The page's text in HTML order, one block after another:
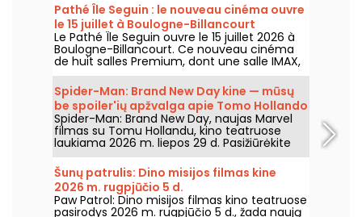
Pathé Île Seguin : le nouveau cinéma ouvre
le 15 juillet à Boulogne-Billancourt
Le Pathé Île Seguin ouvre le 15 juillet 2026 à
Boulogne-Billancourt. Ce nouveau cinéma
de huit salles Premium, dont une salle IMAX,
prend place au sein de la Pointe des Arts sur
l’Île Seguin.
Spider-Man: Brand New Day kine — mūsų
be spoiler'ių apžvalga apie Tomo Hollando
grįžimą į Žmogų-Vorą
Spider-Man: Brand New Day, naujas Marvel
filmas su Tomu Hollandu, kino teatruose
laukiama 2026 m. liepos 29 d. Pasižiūrėkite
mūsų apžvalgą!
Šunų patrulis: Dino misijos filmas kine
2026 m. rugpjūčio 5 d.
Paw Patrol: Dino misijos filmas kino teatruose
pasirodys 2026 m. rugpjūčio 5 d., žada naują